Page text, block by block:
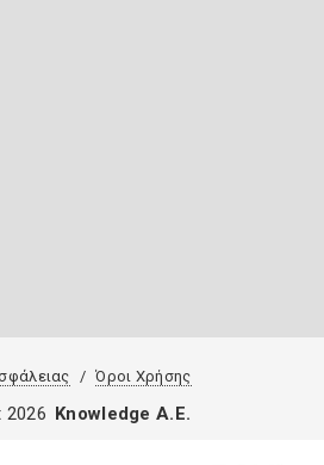
Όροι Χρήσης
2026 Knowledge A.E.